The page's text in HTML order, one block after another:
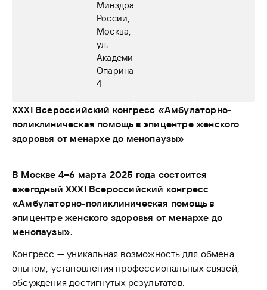
Минздрава
России,
Москва,
ул.
Академика
Опарина,
4
XXXIВсероссийский конгресс «Амбулаторно-
поликлиническая помощь в эпицентре женского
здоровья от менархе до менопаузы»
В Москве 4–6 марта 2025 года состоится
ежегодный XXXIВсероссийский конгресс
«Амбулаторно-поликлиническая помощь в
эпицентре женского здоровья от менархе до
менопаузы».
Конгресс — уникальная возможность для обмена
опытом, установления профессиональных связей,
обсуждения достигнутых результатов.